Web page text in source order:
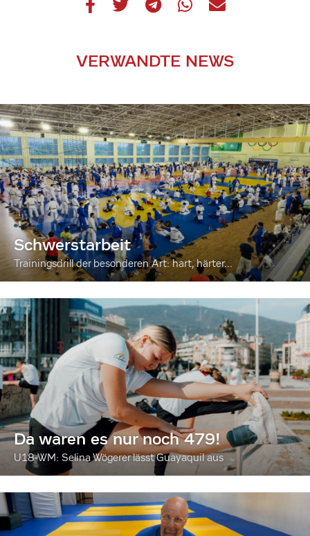
VERWANDTE NEWS
Schwerstarbeit
Trainingsdrill der besonderen Art: hart, härter...
Da waren es nur noch 479!
U18-WM: Selina Wögerer lässt Guayaquil aus